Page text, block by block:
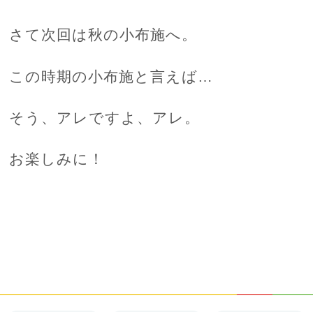
さて次回は秋の小布施へ。
この時期の小布施と言えば…
そう、アレですよ、アレ。
お楽しみに！